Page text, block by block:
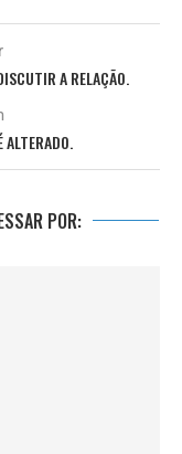
A RELAÇÃO.
POR: